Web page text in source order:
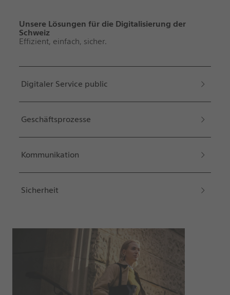
Unsere Lösungen für die Digitalisierung der
Schweiz
Effizient, einfach, sicher.
Digitaler Service public
Geschäftsprozesse
Kommunikation
Sicherheit